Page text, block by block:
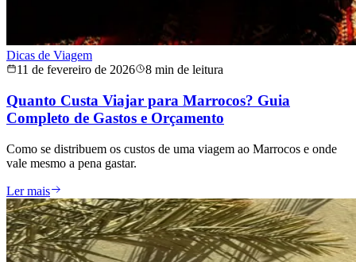
Dicas de Viagem
11 de fevereiro de 2026
8 min de leitura
Quanto Custa Viajar para Marrocos? Guia
Completo de Gastos e Orçamento
Como se distribuem os custos de uma viagem ao Marrocos e onde
vale mesmo a pena gastar.
Ler mais